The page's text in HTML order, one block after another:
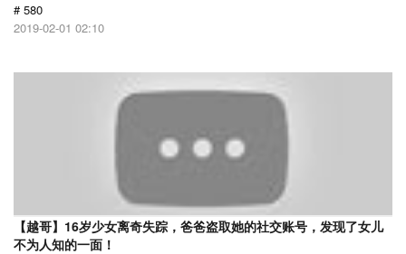
# 580
2019-02-01 02:10
【越哥】16岁少女离奇失踪，爸爸盗取她的社交账号，发现了女儿
不为人知的一面！